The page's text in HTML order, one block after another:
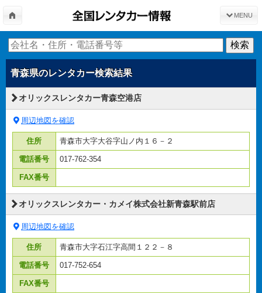
MENU
青森県のレンタカー検索結果
オリックスレンタカー青森空港店
周辺地図を確認
住所 青森市大字大谷字山ノ内１６－２
電話番号 017-762-354
FAX番号
オリックスレンタカー・カメイ株式会社新青森駅前店
周辺地図を確認
住所 青森市大字石江字高間１２２－８
電話番号 017-752-654
FAX番号